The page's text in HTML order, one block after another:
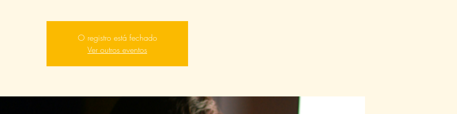
O registro está fechado
Ver outros eventos